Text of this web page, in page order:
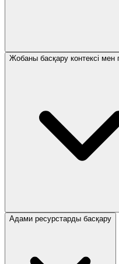
Жобаны басқару контексі мен
Адами ресурстарды басқару